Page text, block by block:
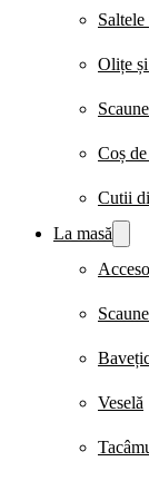
Olițe
Coș
Cutii
La masă
Veselă